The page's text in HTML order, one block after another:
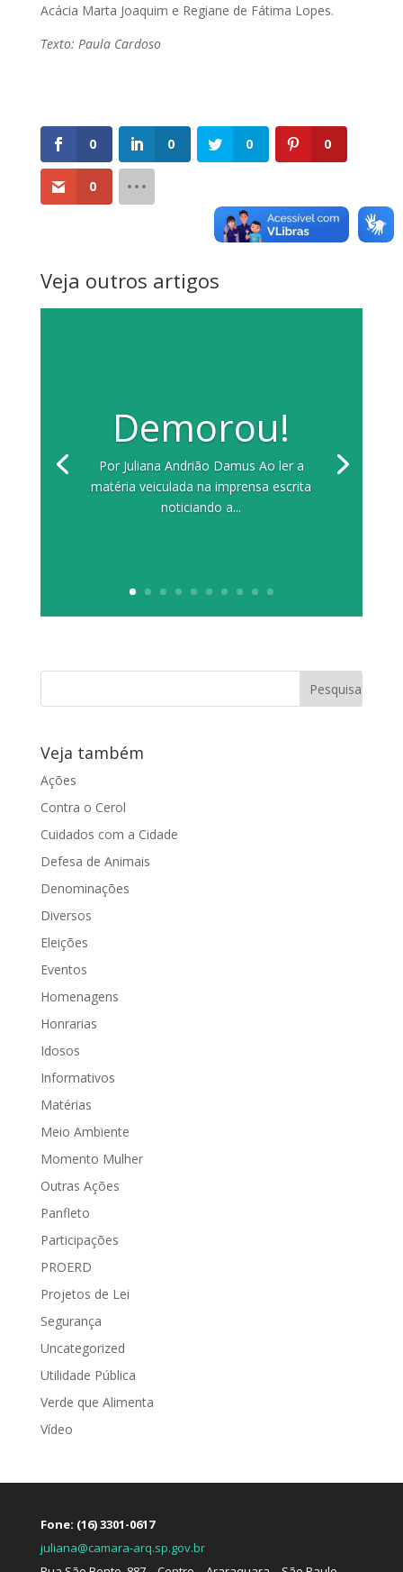
Acácia Marta Joaquim e Regiane de Fátima Lopes.
Texto: Paula Cardoso
0 0 0 0
0
Veja outros artigos
Demorou!
Por Juliana Andrião Damus Ao ler a
matéria veiculada na imprensa escrita
noticiando a...
Veja também
Ações
Contra o Cerol
Cuidados com a Cidade
Defesa de Animais
Denominações
Diversos
Eleições
Eventos
Homenagens
Honrarias
Idosos
Informativos
Matérias
Meio Ambiente
Momento Mulher
Outras Ações
Panfleto
Participações
PROERD
Projetos de Lei
Segurança
Uncategorized
Utilidade Pública
Verde que Alimenta
Vídeo
Fone: (16) 3301-0617
juliana@camara-arq.sp.gov.br